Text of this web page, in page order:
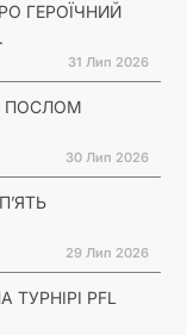
ГЕРОЇЧНИЙ
31 Лип 2026
ПОСЛОМ
30 Лип 2026
29 Лип 2026
PFL